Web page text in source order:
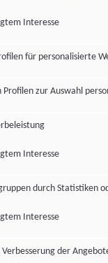
Werbung
mit Ihrer
für Webanalyse und
widerrufbar.
hat seinen Preis.
PUR für
Interesse
für personalisierte
Profilen zur Auswahl
Interesse
durch Statistiken
Interesse
der